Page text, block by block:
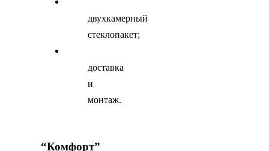
двухкамерный
стеклопакет;
доставка
и
монтаж.
“Комфорт”